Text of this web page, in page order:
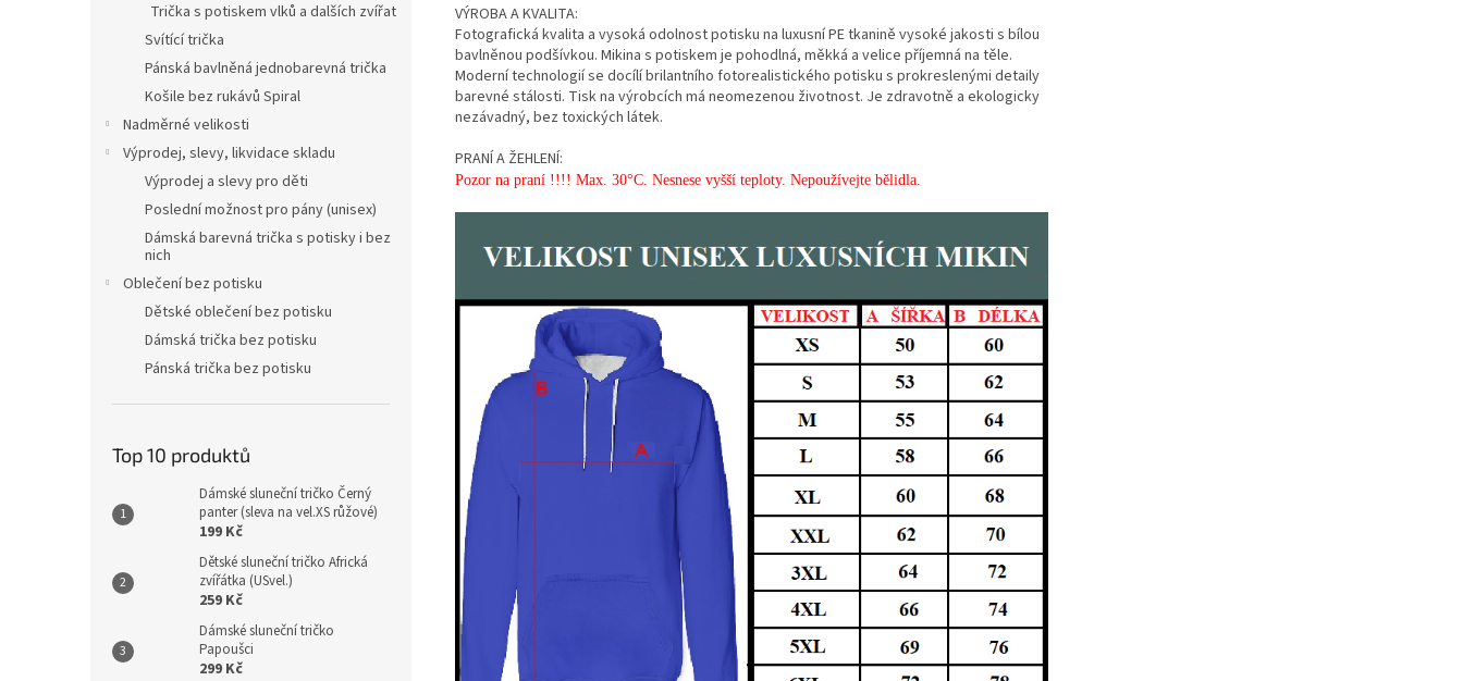
Trička s potiskem vlků a dalších zvířat
Svítící trička
Pánská bavlněná jednobarevná trička
Košile bez rukávů Spiral
Nadměrné velikosti
Výprodej, slevy, likvidace skladu
Výprodej a slevy pro děti
Poslední možnost pro pány (unisex)
Dámská barevná trička s potisky i bez
nich
Oblečení bez potisku
Dětské oblečení bez potisku
Dámská trička bez potisku
Pánská trička bez potisku
Top 10 produktů
Dámské sluneční tričko Černý
panter (sleva na vel.XS růžové)
199 Kč
Dětské sluneční tričko Africká
zvířátka (USvel.)
259 Kč
Dámské sluneční tričko
Papoušci
299 Kč
VÝROBA A KVALITA:
Fotografická kvalita a vysoká odolnost potisku na luxusní PE tkanině vysoké jakosti s bílou
bavlněnou podšívkou. Mikina s potiskem je pohodlná, měkká a velice příjemná na těle.
Moderní technologií se docílí brilantního fotorealistického potisku s prokreslenými detaily
barevné stálosti. Tisk na výrobcích má neomezenou životnost. Je zdravotně a ekologicky
nezávadný, bez toxických látek.
PRANÍ A ŽEHLENÍ:
Pozor na praní !!!! Max. 30°C. Nesnese vyšší teploty. Nepoužívejte bělidla.